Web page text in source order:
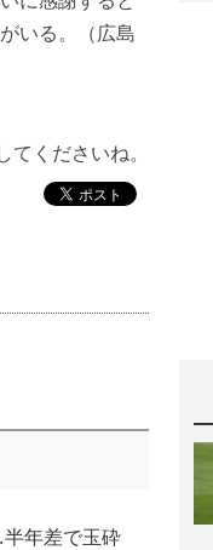
いる。（広島
くださいね。
年差で玉砕